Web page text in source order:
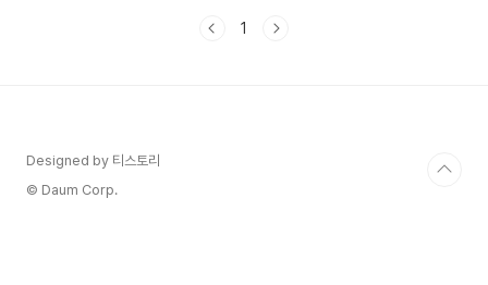
~ 쭉 따라 걸으시면 저 앞에 벽돌 건물이 있는데, 그 곳이 바로 "구펠
1
Designed by 티스토리
© Daum Corp.